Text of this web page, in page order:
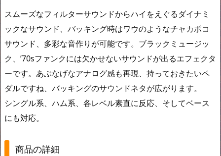
スムーズなフィルターサウンドからハイをえぐるダイナミ
ックなサウンド、バッキング時はワウのようなチャカポコ
サウンド、多彩な音作りが可能です。ブラックミュージッ
ク、’70sファンクには欠かせないサウンドが出るエフェクタ
ーです。あぶなげなアナログ感も再現、持っておきたいペ
ダルですね、バッキングのサウンドネタが広がります。
シングル系、ハム系、各レベル素直に反応、そしてベース
にも対応。
商品の詳細